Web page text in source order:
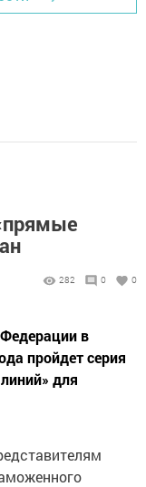
282 0 0
в
пройдет серия
для